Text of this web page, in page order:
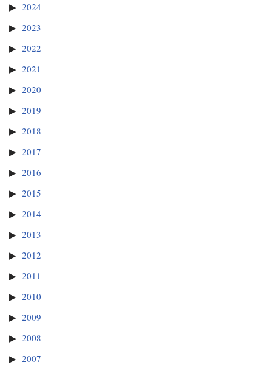
2024
2023
2022
2021
2020
2019
2018
2017
2016
2015
2014
2013
2012
2011
2010
2009
2008
2007